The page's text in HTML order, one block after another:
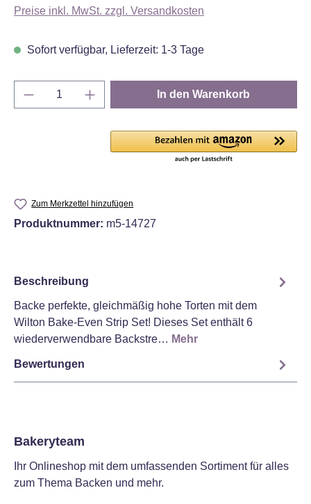
Preise inkl. MwSt. zzgl. Versandkosten
Sofort verfügbar, Lieferzeit: 1-3 Tage
Produkt Anzahl: Gib den gewünschten
In den Warenkorb
Zum Merkzettel hinzufügen
Produktnummer: m5-14727
Beschreibung
Backe perfekte, gleichmäßig hohe Torten mit dem
Wilton Bake-Even Strip Set! Dieses Set enthält 6
wiederverwendbare Backstre… Mehr
Bewertungen
Bakeryteam
Ihr Onlineshop mit dem umfassenden Sortiment für alles
zum Thema Backen und mehr.